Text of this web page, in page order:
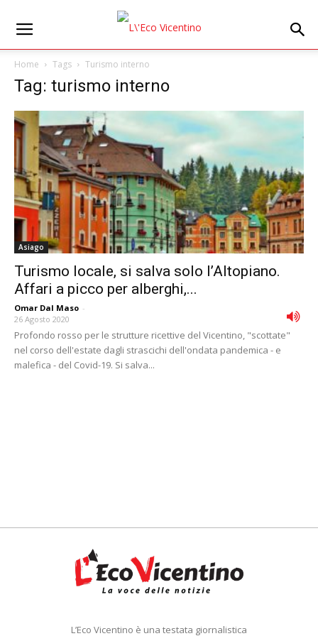
Home Tags Turismo interno
Tag: turismo interno
Asiago
Turismo locale, si salva solo l’Altopiano.
Affari a picco per alberghi,...
Omar Dal Maso -
26 Agosto 2020
Profondo rosso per le strutture ricettive del Vicentino, "scottate"
nel corso dell'estate dagli strascichi dell'ondata pandemica - e
malefica - del Covid-19. Si salva...
L’Eco Vicentino è una testata giornalistica